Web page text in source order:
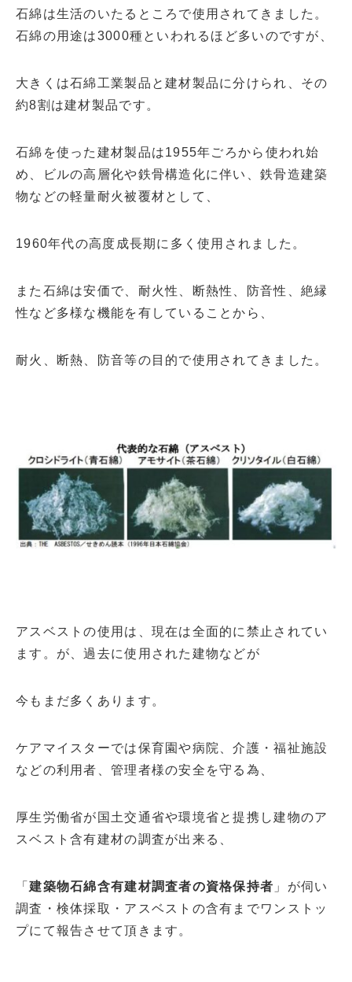
石綿は生活のいたるところで使用されてきました。
石綿の用途は3000種といわれるほど多いのですが、
大きくは石綿工業製品と建材製品に分けられ、その
約8割は建材製品です。
石綿を使った建材製品は1955年ごろから使われ始
め、ビルの高層化や鉄骨構造化に伴い、鉄骨造建築
物などの軽量耐火被覆材として、
1960年代の高度成長期に多く使用されました。
また石綿は安価で、耐火性、断熱性、防音性、絶縁
性など多様な機能を有していることから、
耐火、断熱、防音等の目的で使用されてきました。
アスベストの使用は、現在は全面的に禁止されてい
ます。が、過去に使用された建物などが
今もまだ多くあります。
ケアマイスターでは保育園や病院、介護・福祉施設
などの利用者、管理者様の安全を守る為、
厚生労働省が国土交通省や環境省と提携し建物のア
スベスト含有建材の調査が出来る、
「建築物石綿含有建材調査者の資格保持者 」が伺い
調査・検体採取・アスベストの含有までワンストッ
プにて報告させて頂きます。